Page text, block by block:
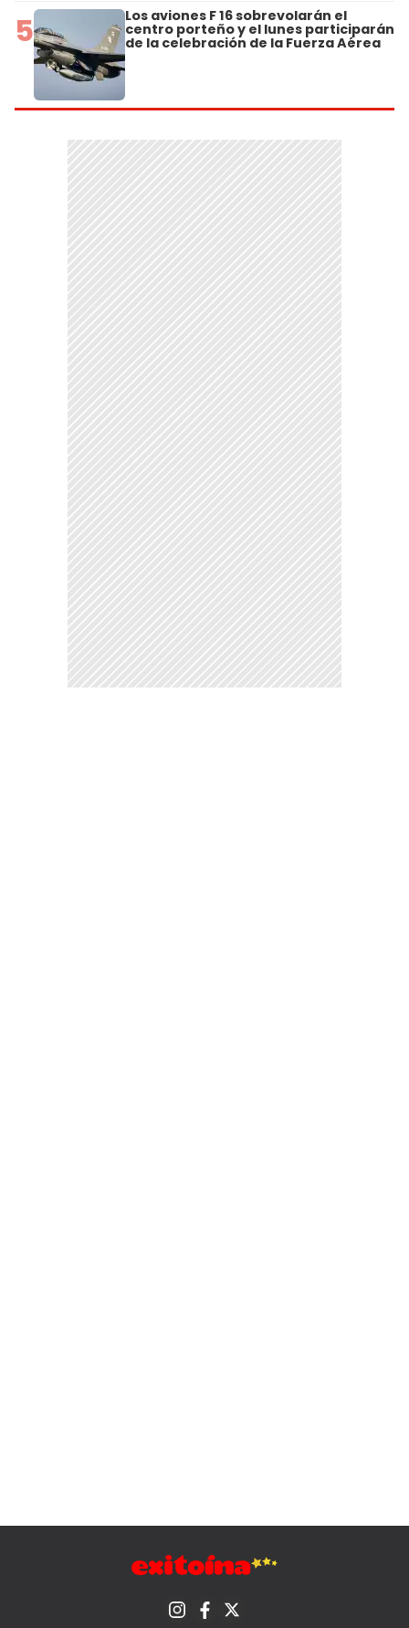
5 Los aviones F 16 sobrevolarán el
centro porteño y el lunes participarán
de la celebración de la Fuerza Aérea